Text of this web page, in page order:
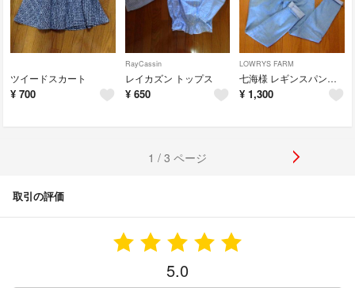
ツイードスカート
¥ 700
RayCassin
レイカズン トップス
¥ 650
LOWRYS FARM
七海様 レギンスパンツ2枚
¥ 1,300
1 / 3 ページ
取引の評価
5.0